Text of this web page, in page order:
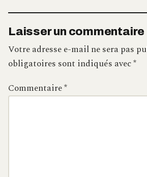
Laisser un commentaire
Votre adresse e-mail ne sera pas
obligatoires sont indiqués avec*
Commentaire*